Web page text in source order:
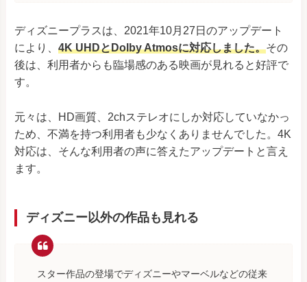
ディズニープラスは、2021年10月27日のアップデート
により、 4K UHDとDolby Atmosに対応しました。その
後は、利用者からも臨場感のある映画が見れると好評で
す。
元々は、HD画質、2chステレオにしか対応していなかっ
ため、不満を持つ利用者も少なくありませんでした。4K
対応は、そんな利用者の声に答えたアップデートと言え
ます。
ディズニー以外の作品も見れる
スター作品の登場でディズニーやマーベルなどの従来